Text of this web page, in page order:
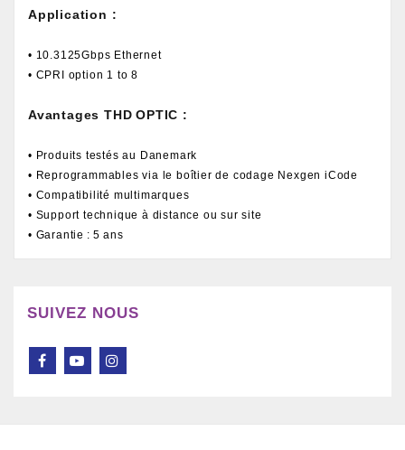
Application :
• 10.3125Gbps Ethernet
• CPRI option 1 to 8
Avantages THD OPTIC :
• Produits testés au Danemark
• Reprogrammables via le boîtier de codage Nexgen iCode
• Compatibilité multimarques
• Support technique à distance ou sur site
• Garantie : 5 ans
SUIVEZ NOUS